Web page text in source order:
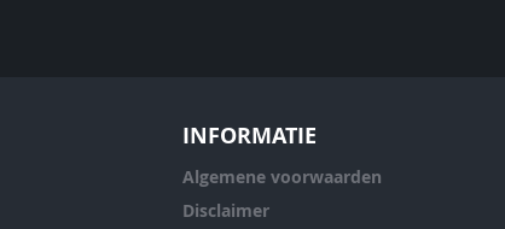
INFORMATIE
Algemene voorwaarden
Disclaimer